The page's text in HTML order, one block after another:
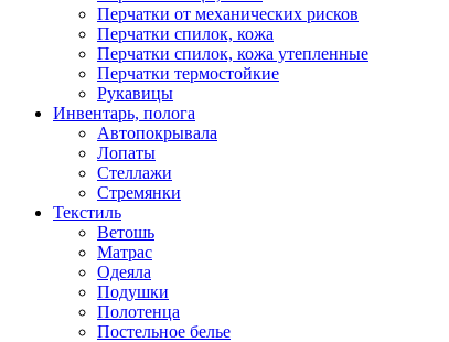
Перчатки от механических рисков
Перчатки спилок, кожа
Перчатки спилок, кожа утепленные
Перчатки термостойкие
Рукавицы
Инвентарь, полога
Автопокрывала
Лопаты
Стеллажи
Стремянки
Текстиль
Ветошь
Матрас
Одеяла
Подушки
Полотенца
Постельное белье